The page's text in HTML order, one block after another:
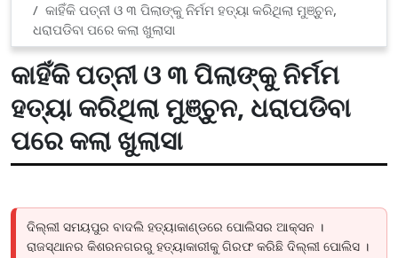
କାହିଁକି ପତ୍ନୀ ଓ ୩ ପିଲାଙ୍କୁ ନିର୍ମମ ହତ୍ୟା କରିଥିଲା ମୁଞ୍ଚୁନ,
ଧରାପଡିବା ପରେ କଲା ଖୁଲାସା
କାହିଁକି ପତ୍ନୀ ଓ ୩ ପିଲାଙ୍କୁ ନିର୍ମମ
ହତ୍ୟା କରିଥିଲା ମୁଞ୍ଚୁନ, ଧରାପଡିବା
ପରେ କଲା ଖୁଲାସା
ଦିଲ୍ଲୀ ସମୟପୁର ବାଦଲି ହତ୍ୟାକାଣ୍ଡରେ ପୋଲିସର ଆକ୍ସନ ।
ରାଜସ୍ଥାନର କିଶରନଗରରୁ ହତ୍ୟାକାରୀକୁ ଗିରଫ କରିଛି ଦିଲ୍ଲୀ ପୋଲିସ ।